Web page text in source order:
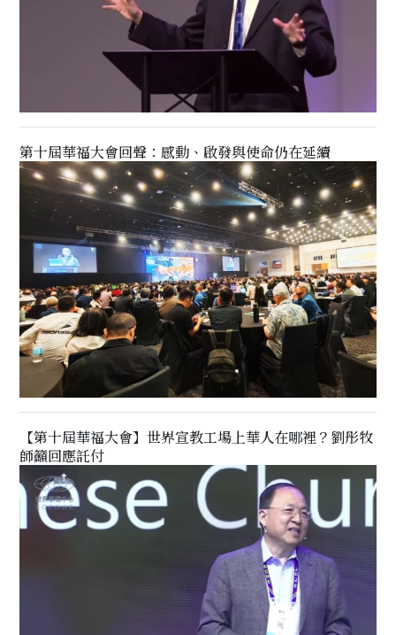
第十屆華福大會回聲：感動、啟發與使命仍在延續
【第十屆華福大會】世界宣教工場上華人在哪裡？劉彤牧
師籲回應託付